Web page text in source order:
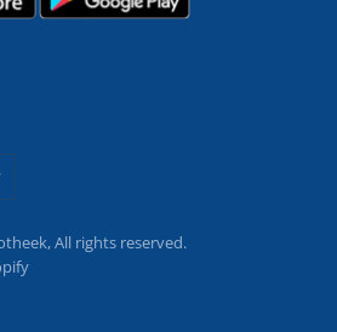
All rights reserved.